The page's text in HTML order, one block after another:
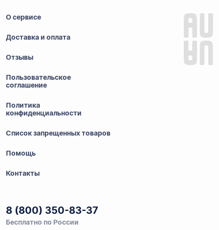
О сервисе
Доставка и оплата
Отзывы
Пользовательское
соглашение
Политика
конфиденциальности
Список запрещенных товаров
Помощь
Контакты
8 (800) 350-83-37
Бесплатно по России